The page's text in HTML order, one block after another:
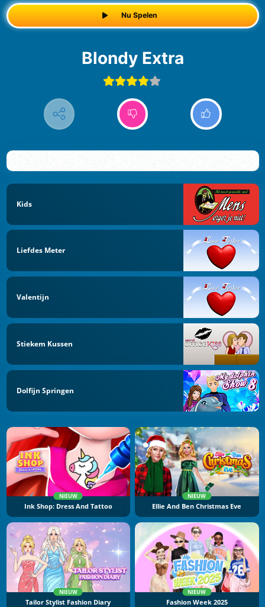
Nu Spelen
Blondy Extra
Kids
Liefdes Meter
Valentijn
Stiekem Kussen
Dolfijn Springen
NIEUW
Ink Shop: Dress And Tattoo
NIEUW
Ellie And Ben Christmas Eve
NIEUW
Tailor Stylist Fashion Diary
NIEUW
Fashion Week 2025